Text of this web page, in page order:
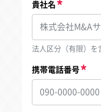
貴社名
法人区分（有限）を
携帯電話番号